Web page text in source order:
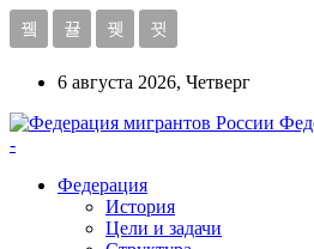
6 августа 2026, Четверг
-
Федерация
История
Цели и задачи